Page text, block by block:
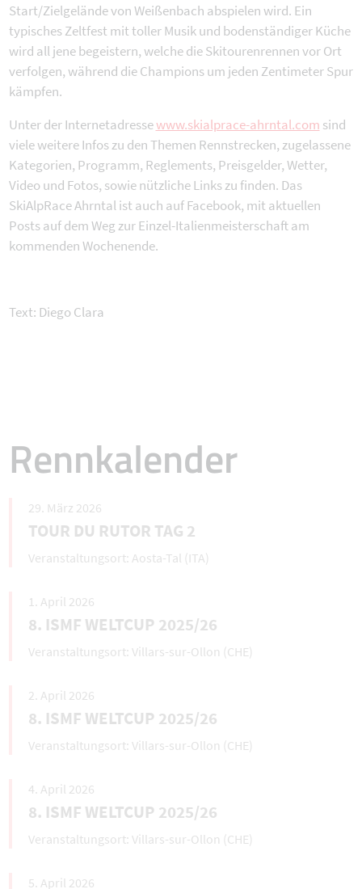
Start/Zielgelände von Weißenbach abspielen wird. Ein
typisches Zeltfest mit toller Musik und bodenständiger Küche
wird all jene begeistern, welche die Skitourenrennen vor Ort
verfolgen, während die Champions um jeden Zentimeter Spur
kämpfen.
Unter der Internetadressewww.skialprace-ahrntal.com sind
viele weitere Infos zu den Themen Rennstrecken, zugelassene
Kategorien, Programm, Reglements, Preisgelder, Wetter,
Video und Fotos, sowie nützliche Links zu finden. Das
SkiAlpRace Ahrntal ist auch auf Facebook, mit aktuellen
Posts auf dem Weg zur Einzel-Italienmeisterschaft am
kommenden Wochenende.
Text: Diego Clara
Rennkalender
29. März 2026
TOUR DU RUTOR TAG 2
Aosta-Tal (ITA)
1. April 2026
8. ISMF WELTCUP 2025/26
Villars-sur-Ollon (CHE)
2. April 2026
8. ISMF WELTCUP 2025/26
Villars-sur-Ollon (CHE)
4. April 2026
8. ISMF WELTCUP 2025/26
Villars-sur-Ollon (CHE)
5. April 2026